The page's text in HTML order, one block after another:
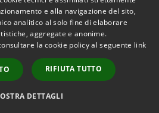
Copyright © 2026 • Comune di
Seniga • Powered by
Municipium•
Accesso
redazione
e alla navigazione del sito,
analitico al solo fine di elaborare
aggregate e anonime.
la cookie policy al seguente link
RIFIUTA TUTTO
DETTAGLI